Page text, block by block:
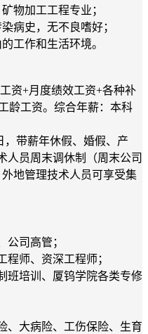
物加工工程专业；
病史，无不良嗜好；
工作和生活环境。
资+月度绩效工资+各种补
龄工资。综合年薪：本科
，带薪年休假、婚假、产
人员周末调休制（周末公司
地管理技术人员可享受集
公司高管；
师、资深工程师；
班培训、厦钨学院各类专修
大病险、工伤保险、生育